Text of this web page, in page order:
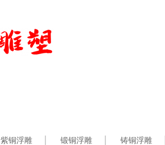
紫铜浮雕 锻铜浮雕 铸铜浮雕